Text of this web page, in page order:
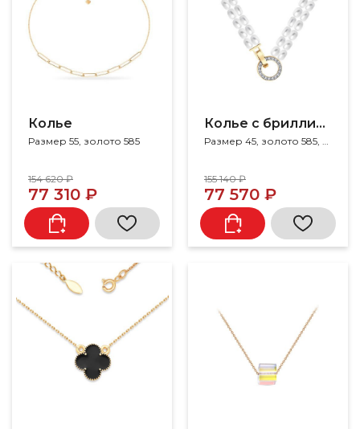
Колье
Размер 55, золото 585
154 620 ₽
77 310 ₽
Колье с бриллиантами
Размер 45, золото 585, бриллиант, жемчуг
155 140 ₽
77 570 ₽